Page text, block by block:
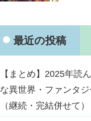
最近の投稿
【まとめ】2025年読
な異世界・ファンタ
（継続・完結併せて）